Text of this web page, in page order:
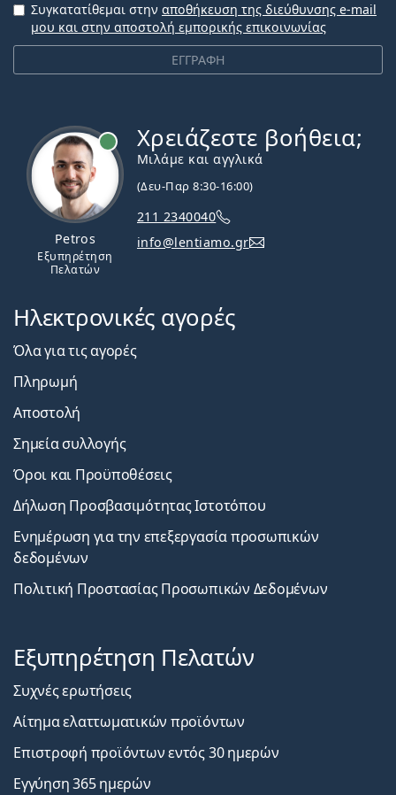
ΕΓΓΡΑΦΗ
Συγκατατίθεμαι στην αποθήκευση της διεύθυνσης e-mail
μου και στην αποστολή εμπορικής επικοινωνίας
Petros
Εξυπηρέτηση
Πελατών
Χρειάζεστε βοήθεια;
Μιλάμε και αγγλικά
(Δευ-Παρ 8:30-16:00)
211 2340040
info@lentiamo.gr
Ηλεκτρονικές αγορές
Όλα για τις αγορές
Πληρωμή
Αποστολή
Σημεία συλλογής
Όροι και Προϋποθέσεις
Δήλωση Προσβασιμότητας Ιστοτόπου
Ενημέρωση για την επεξεργασία προσωπικών
δεδομένων
Πολιτική Προστασίας Προσωπικών Δεδομένων
Εξυπηρέτηση Πελατών
Συχνές ερωτήσεις
Αίτημα ελαττωματικών προϊόντων
Επιστροφή προϊόντων εντός 30 ημερών
Εγγύηση 365 ημερών